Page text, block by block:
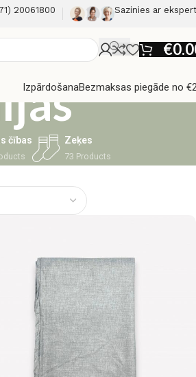
20061800 Sazinies ar
€
IzpārdošanaBezmaksas piegāde no
čības Zeķes
73 Products